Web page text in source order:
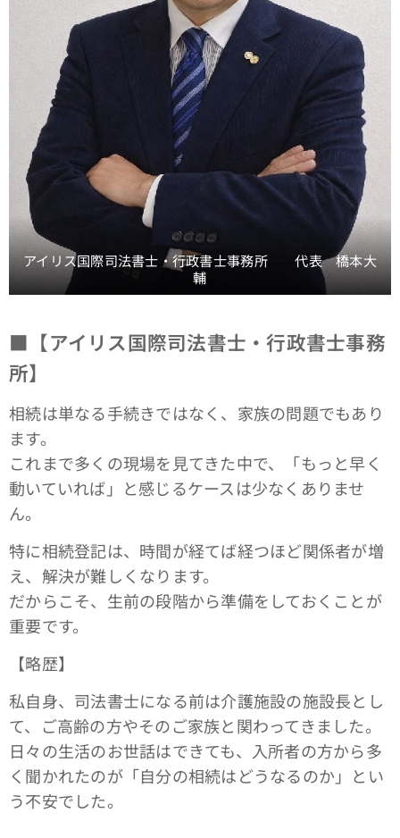
アイリス国際司法書士・行政書士事務所 代表 橋本大
輔
■ 【アイリス国際司法書士・行政書士事務
所】
相続は単なる手続きではなく、家族の問題でもあり
ます。
これまで多くの現場を見てきた中で、「もっと早く
動いていれば」と感じるケースは少なくありませ
ん。
特に相続登記は、時間が経てば経つほど関係者が増
え、解決が難しくなります。
だからこそ、生前の段階から準備をしておくことが
重要です。
【略歴】
私自身、司法書士になる前は介護施設の施設長とし
て、ご高齢の方やそのご家族と関わってきました。
日々の生活のお世話はできても、入所者の方から多
く聞かれたのが「自分の相続はどうなるのか」とい
う不安でした。